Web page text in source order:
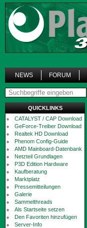
NEWS FORUM
QUICKLINKS
CATALYST / CAP Download
GeForce-Treiber Download
Realtek HD Download
Phenom Config-Guide
AMD Mainboard-Datenbank
Netzteil Grundlagen
P3D Edition Hardware
Kaufberatung
Marktplatz
Pressemitteilungen
Galerie
Sammelthreads
Als Startseite setzen
Den Favoriten hinzufügen
Server-Info